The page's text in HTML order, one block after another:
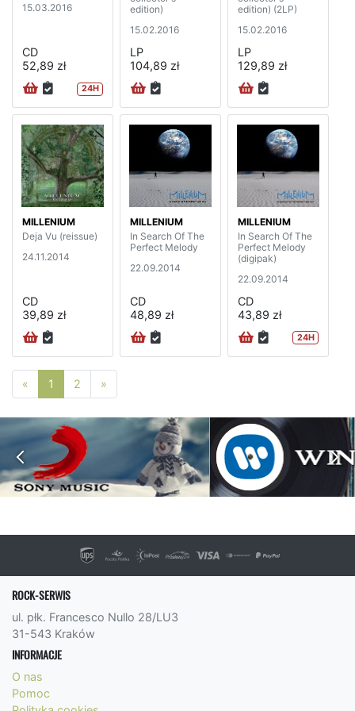
15.03.2016
CD
52,89 zł
24H
edition)
15.02.2016
LP
104,89 zł
edition) (2LP)
15.02.2016
LP
129,89 zł
MILLENIUM
Deja Vu (reissue)
24.11.2014
CD
39,89 zł
MILLENIUM
In Search Of The
Perfect Melody
22.09.2014
CD
48,89 zł
MILLENIUM
In Search Of The
Perfect Melody
(digipak)
22.09.2014
CD
43,89 zł
24H
« Poprzednia strona
1 2 »
ROCK-SERWIS
ul. płk. Francesco Nullo 28/LU3
31-543 Kraków
INFORMACJE
O nas
Pomoc